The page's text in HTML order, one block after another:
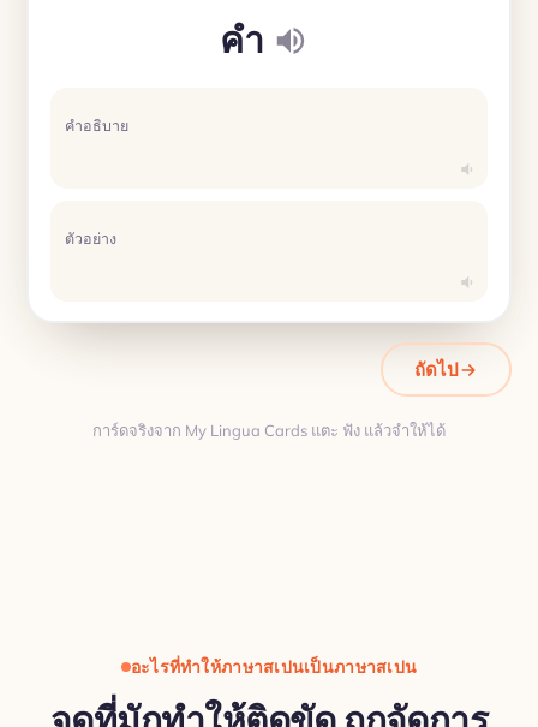
คำ
คำอธิบาย
ตัวอย่าง
ถัดไป
การ์ดจริงจาก My Lingua Cards แตะ ฟัง แล้วจำให้ได้
อะไรที่ทำให้ภาษาสเปนเป็นภาษาสเปน